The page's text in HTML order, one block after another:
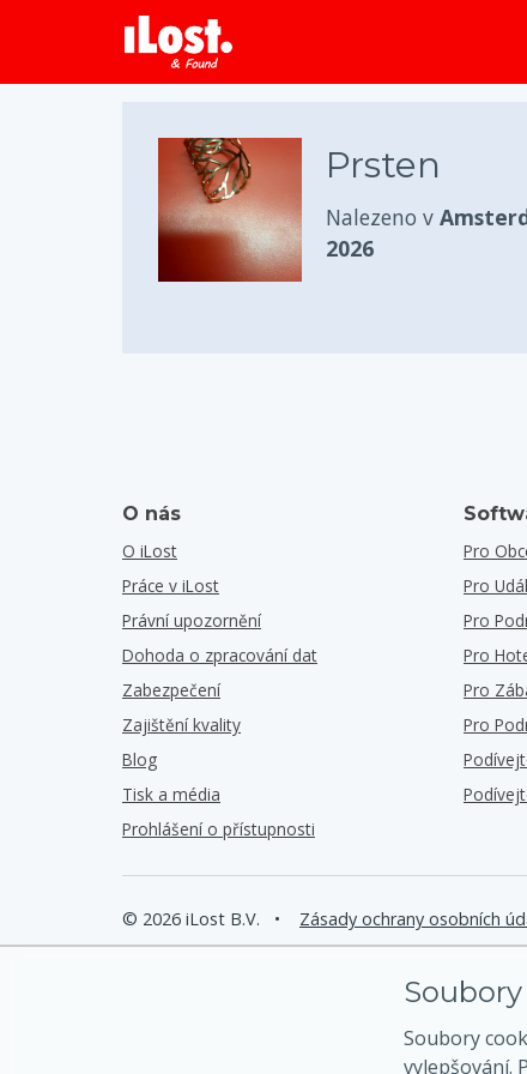
Prsten
Nalezeno v
2026
O nás
O iLost
Práce v iLost
Právní upozornění
Dohoda o zpracování dat
Zabezpečení
Zajištění kvality
Blog
Tisk a média
Prohlášení o přístupnosti
Pro
Pro
Pro
Pro
Pro
Pro
© 2026 iLost B.V. • Zásady ochrany osobních
Soubory
vylepšování.